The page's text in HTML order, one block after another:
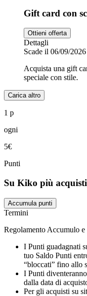
Gift card con
Ottieni offerta
Dettagli
Scade il 06/09/2026
Acquista una gift
speciale con stile.
Carica altro
1 p
ogni
5€
Punti
Su Kiko più
Accumula punti
Termini
Regolamento Accumulo
I Punti guadagnati
tuo Saldo Punti
“bloccati” fino allo
I Punti
dalla data di
Per gli acquisti su